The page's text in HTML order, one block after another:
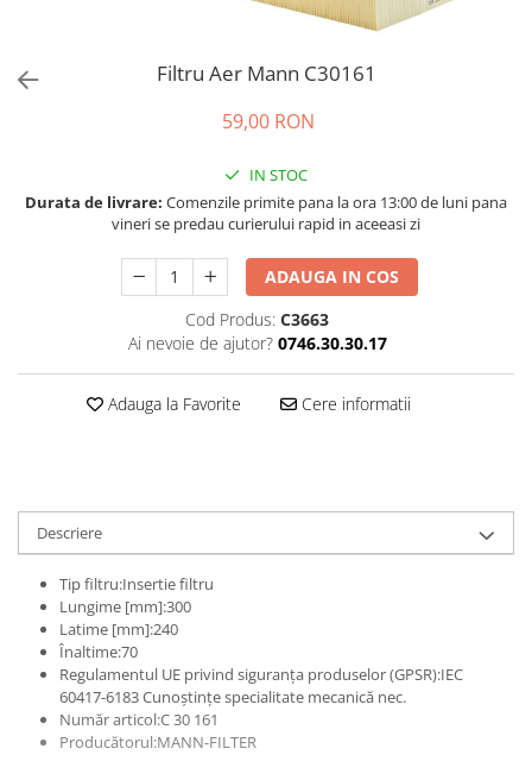
CEARA | SEALANT | TRATAMENTE
HIDROFOBE
PROTECTIE | COATING CERAMIC
POLISH | SLEFUIRE | BURETI
LAVETE | PROSOAPE
ACCESORII | ECHIPAMENTE |
Filtru Aer Mann C30161
59,00 RON
IN STOC
Durata de livrare: Comenzile primite pana la ora 13:00 de luni pana
vineri se predau curierului rapid in aceeasi zi
ADAUGA IN COS
Cod Produs: C3663
Ai nevoie de ajutor? 0746.30.30.17
Adauga la Favorite Cere informatii
Descriere
Tip filtru:Insertie filtru
Lungime [mm]:300
Latime [mm]:240
Înaltime:70
Regulamentul UE privind siguranța produselor (GPSR):IEC
60417-6183 Cunoștințe specialitate mecanică nec.
Număr articol:C 30 161
Producătorul:MANN-FILTER